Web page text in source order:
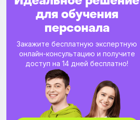
для обучения
персонала
Закажите бесплатную экспертную
онлайн-консультацию и получите
доступ на 14 дней бесплатно!